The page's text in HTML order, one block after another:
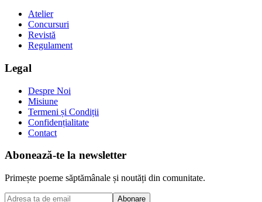
Atelier
Concursuri
Revistă
Regulament
Legal
Despre Noi
Misiune
Termeni și Condiții
Confidențialitate
Contact
Abonează-te la newsletter
Primește poeme săptămânale și noutăți din comunitate.
Abonare